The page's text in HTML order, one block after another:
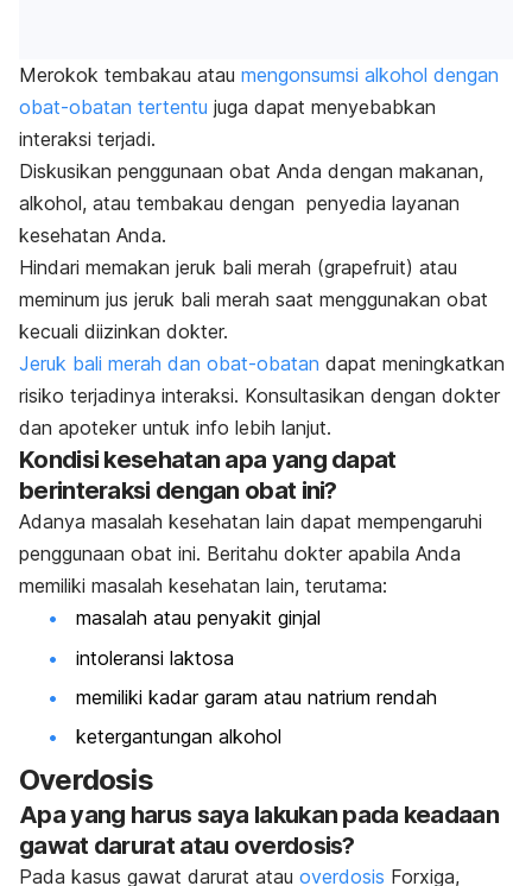
Merokok tembakau atau mengonsumsi alkohol dengan
obat-obatan tertentu juga dapat menyebabkan
interaksi terjadi.
Diskusikan penggunaan obat Anda dengan makanan,
alkohol, atau tembakau dengan penyedia layanan
kesehatan Anda.
Hindari memakan jeruk bali merah (grapefruit) atau
meminum jus jeruk bali merah saat menggunakan obat
kecuali diizinkan dokter.
Jeruk bali merah dan obat-obatan dapat meningkatkan
risiko terjadinya interaksi. Konsultasikan dengan dokter
dan apoteker untuk info lebih lanjut.
Kondisi kesehatan apa yang dapat
berinteraksi dengan obat ini?
Adanya masalah kesehatan lain dapat mempengaruhi
penggunaan obat ini. Beritahu dokter apabila Anda
memiliki masalah kesehatan lain, terutama:
masalah atau penyakit ginjal
intoleransi laktosa
memiliki kadar garam atau natrium rendah
ketergantungan alkohol
Overdosis
Apa yang harus saya lakukan pada keadaan
gawat darurat atau overdosis?
Pada kasus gawat darurat atau overdosis Forxiga,